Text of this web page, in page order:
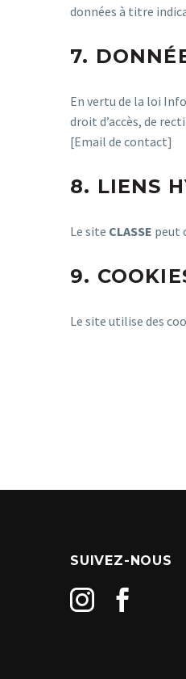
données à titre
7.
En vertu de la loi
droit d’accès, de
[Email de contact]
8. LIENS
Le site CLASSE peut
9.
Le site utilise des
SUIVEZ-NOUS